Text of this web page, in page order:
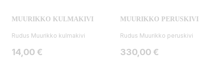
MUURIKKO KULMAKIVI
Rudus Muurikko kulmakivi
Hinta
14,00 €
MUURIKKO PERUSKIVI
Rudus Muurikko peruskivi
Hinta
330,00 €